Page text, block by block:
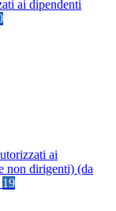
ai dipendenti
ai
non dirigenti) (da
19